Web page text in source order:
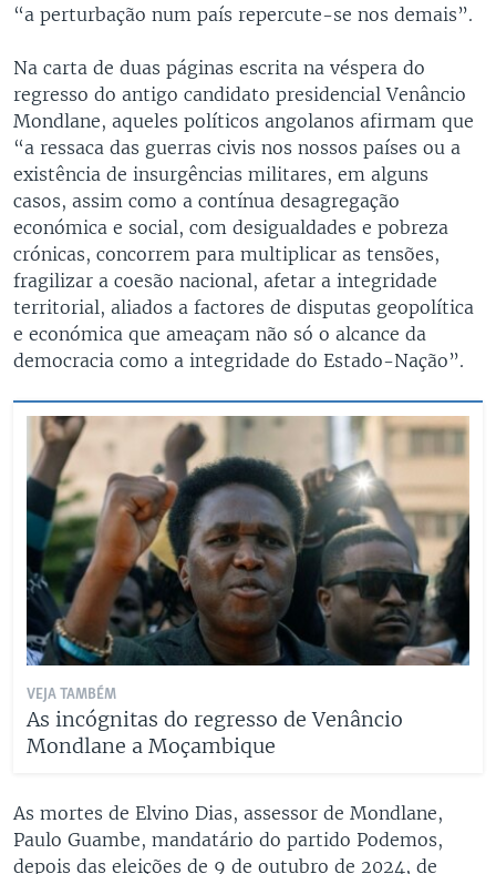
“a perturbação num país repercute-se nos demais”.
Na carta de duas páginas escrita na véspera do
regresso do antigo candidato presidencial Venâncio
Mondlane, aqueles políticos angolanos afirmam que
“a ressaca das guerras civis nos nossos países ou a
existência de insurgências militares, em alguns
casos, assim como a contínua desagregação
económica e social, com desigualdades e pobreza
crónicas, concorrem para multiplicar as tensões,
fragilizar a coesão nacional, afetar a integridade
territorial, aliados a factores de disputas geopolítica
e económica que ameaçam não só o alcance da
democracia como a integridade do Estado-Nação”.
VEJA TAMBÉM
As incógnitas do regresso de Venâncio
Mondlane a Moçambique
As mortes de Elvino Dias, assessor de Mondlane,
Paulo Guambe, mandatário do partido Podemos,
depois das eleições de 9 de outubro de 2024, de